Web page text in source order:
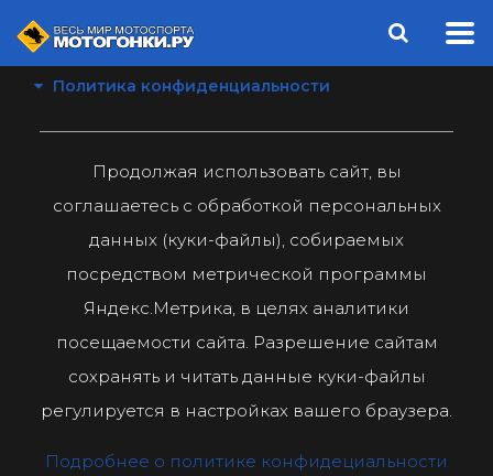
Политика конфиденциальности
Продолжая использовать сайт, вы
соглашаетесь с обработкой персональных
данных (куки-файлы), собираемых
посредством метрической программы
Яндекс.Метрика, в целях аналитики
посещаемости сайта. Разрешение сайтам
сохранять и читать данные куки-файлы
регулируется в настройках вашего браузера.
Подробнее о политике конфидециальности